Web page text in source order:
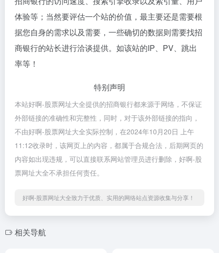
体验等；当然要评估一个站的价值，最主要还是需要根
据您自身的需求以及需要，一些确切的数据则需要找招
商银行的站长进行洽谈提供。如该站的IP、PV、跳出
率等！
特别声明
本站好啊-股票网址大全提供的招商银行都来源于网络，不保证
外部链接的准确性和完整性，同时，对于该外部链接的指向，
不由好啊-股票网址大全实际控制，在2024年10月20日 上午
11:12收录时，该网页上的内容，都属于合规合法，后期网页的
内容如出现违规，可以直接联系网站管理员进行删除，好啊-股
票网址大全不承担任何责任。
好啊-股票网址大全致力于优质、实用的网络站点资源收集与分享！
相关导航